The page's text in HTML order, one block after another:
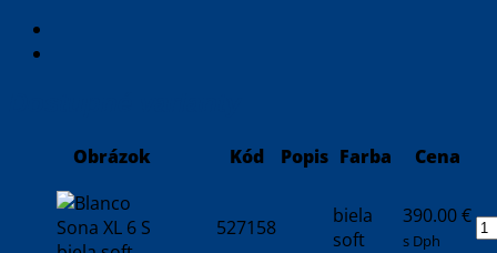
Obrázok Kód Popis Farba Cena
527158
biela
soft
390.00€
s Dph